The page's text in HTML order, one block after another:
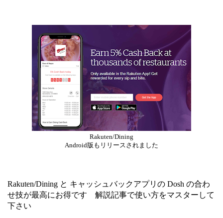
Rakuten/Dining
Android版もリリースされました
Rakuten/Dining と キャッシュバックアプリの Dosh の合わ
せ技が最高にお得です 解説記事で使い方をマスターして
下さい